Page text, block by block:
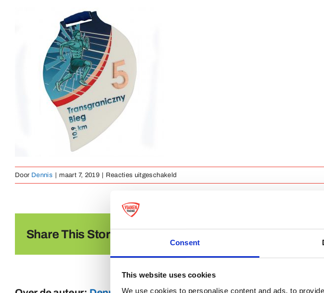
Consent
This website uses cookies
We use cookies to personalise content and ads, to
Door Dennis maart 7, 2019 Reacties uitgeschakeldvoor
Medaille
Share This Story, Choose Your Platform!